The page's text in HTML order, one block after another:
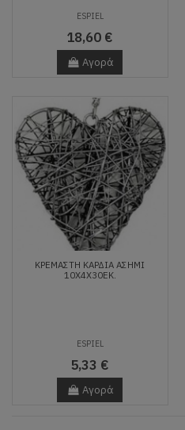
ESPIEL
18,60 €
Αγορά
ΚΡΕΜΑΣΤΗ ΚΑΡΔΙΑ ΑΣΗΜΙ
10Χ4Χ30ΕΚ.
ESPIEL
5,33 €
Αγορά